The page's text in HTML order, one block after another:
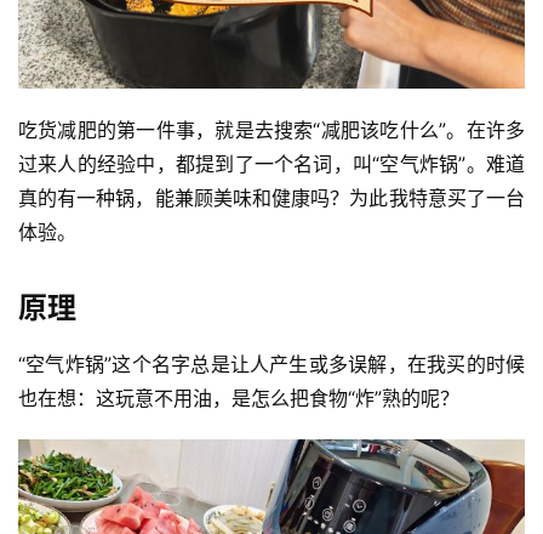
吃货减肥的第一件事，就是去搜索“减肥该吃什么”。在许多
过来人的经验中，都提到了一个名词，叫“空气炸锅”。难道
真的有一种锅，能兼顾美味和健康吗？为此我特意买了一台
体验。
原理
“空气炸锅”这个名字总是让人产生或多误解，在我买的时候
也在想：这玩意不用油，是怎么把食物“炸”熟的呢？